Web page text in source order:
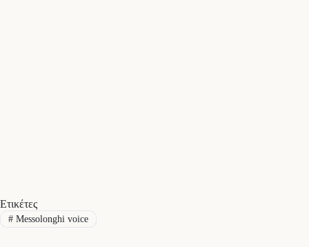
Ετικέτες
#Messolonghi voice